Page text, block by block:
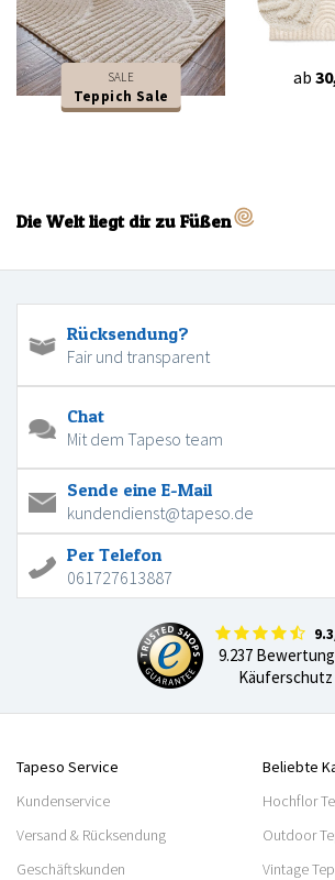
SALE
Teppich Sale
ab
Die Welt liegt dir zu Füßen
Rücksendung?
Fair und transparent
Chat
Mit dem Tapeso team
Sende eine E-Mail
kundendienst@tapeso.de
Per Telefon
061727613887
9.3
9.237
Käuferschutz
Tapeso Service
Kundenservice
Versand & Rücksendung
Geschäftskunden
Beliebte
Hochflor
Outdoor
Vintage